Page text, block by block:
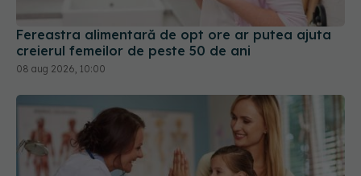
Fereastra alimentară de opt ore ar putea ajuta
creierul femeilor de peste 50 de ani
08 aug 2026, 10:00